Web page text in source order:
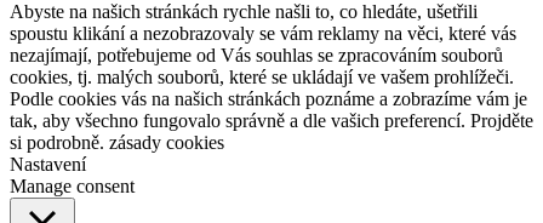
Abyste na našich stránkách rychle našli to, co hledáte, ušetřili
spoustu klikání a nezobrazovaly se vám reklamy na věci, které vás
nezajímají, potřebujeme od Vás souhlas se zpracováním souborů
cookies, tj. malých souborů, které se ukládají ve vašem prohlížeči.
Podle cookies vás na našich stránkách poznáme a zobrazíme vám je
tak, aby všechno fungovalo správně a dle vašich preferencí. Projděte
si podrobně. zásady cookies
Nastavení
Manage consent